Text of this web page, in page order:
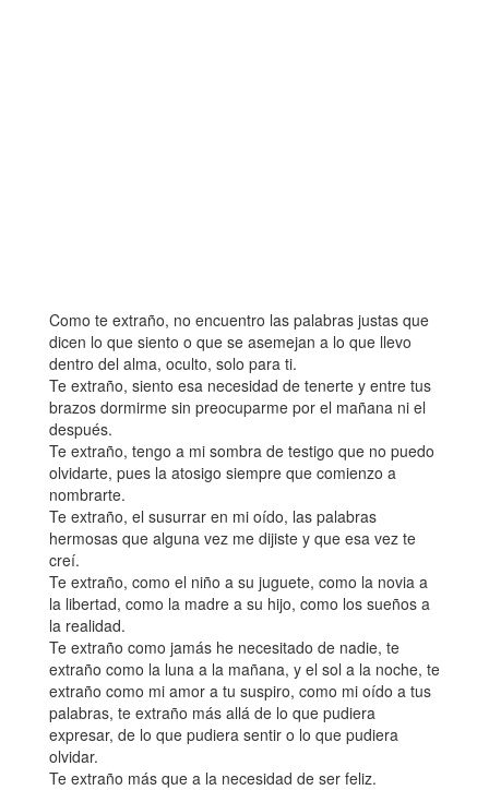
Como te extraño, no encuentro las palabras justas que
dicen lo que siento o que se asemejan a lo que llevo
dentro del alma, oculto, solo para ti.
Te extraño, siento esa necesidad de tenerte y entre tus
brazos dormirme sin preocuparme por el mañana ni el
después.
Te extraño, tengo a mi sombra de testigo que no puedo
olvidarte, pues la atosigo siempre que comienzo a
nombrarte.
Te extraño, el susurrar en mi oído, las palabras
hermosas que alguna vez me dijiste y que esa vez te
creí.
Te extraño, como el niño a su juguete, como la novia a
la libertad, como la madre a su hijo, como los sueños a
la realidad.
Te extraño como jamás he necesitado de nadie, te
extraño como la luna a la mañana, y el sol a la noche, te
extraño como mi amor a tu suspiro, como mi oído a tus
palabras, te extraño más allá de lo que pudiera
expresar, de lo que pudiera sentir o lo que pudiera
olvidar.
Te extraño más que a la necesidad de ser feliz.